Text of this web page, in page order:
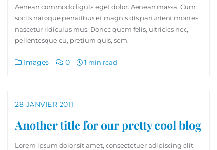
Aenean commodo ligula eget dolor. Aenean massa. Cum
sociis natoque penatibus et magnis dis parturient montes,
nascetur ridiculus mus. Donec quam felis, ultricies nec,
pellentesque eu, pretium quis, sem.
Images 0 1 min read
28 JANVIER 2011
Another title for our pretty cool blog
Lorem ipsum dolor sit amet, consectetuer adipiscing elit.